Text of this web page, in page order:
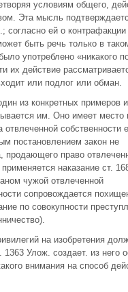
условиям общего,
Эта мысль
ей о контрафакции
быть речь только в
употреблено «никакого
их действие
или подлог или обман.
из конкретных примеров и
им. Оно имеет место
собственности
постановлением закон не
продающего право
наказание ст.
чужой отвлеченной
сопровождается
по совокупности
на изобретения
1363 Улож. создает. из него
внимания на способ